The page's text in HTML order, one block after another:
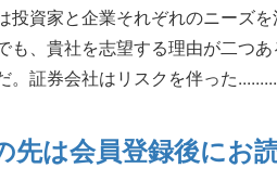
投資家と企業それぞれのニーズ
も、貴社を志望する理由が二つ
。証券会社はリスクを伴った
先は会員登録後にお